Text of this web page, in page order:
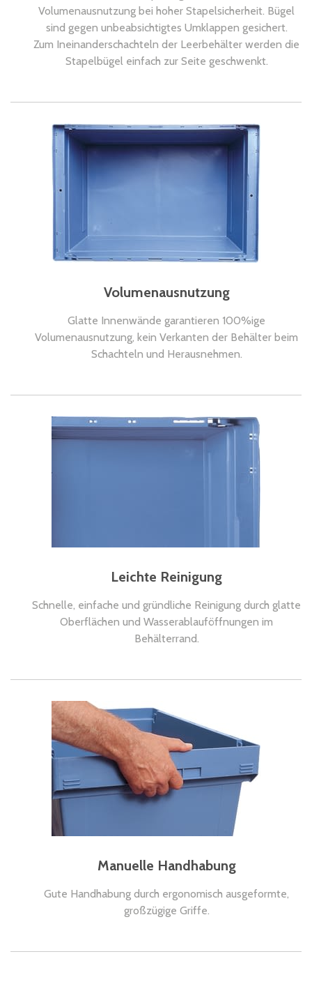
Volumenausnutzung bei hoher Stapelsicherheit. Bügel
sind gegen unbeabsichtigtes Umklappen gesichert.
Zum Ineinanderschachteln der Leerbehälter werden die
Stapelbügel einfach zur Seite geschwenkt.
Volumenausnutzung
Glatte Innenwände garantieren 100%ige
Volumenausnutzung, kein Verkanten der Behälter beim
Schachteln und Herausnehmen.
Leichte Reinigung
Schnelle, einfache und gründliche Reinigung durch glatte
Oberflächen und Wasserablauföffnungen im
Behälterrand.
Manuelle Handhabung
Gute Handhabung durch ergonomisch ausgeformte,
großzügige Griffe.